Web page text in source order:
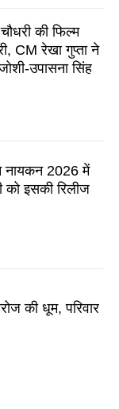
चौधरी की फिल्म
CM रेखा गुप्ता ने
उपासना सिंह
नायकन 2026 में
को इसकी रिलीज
की धूम, परिवार